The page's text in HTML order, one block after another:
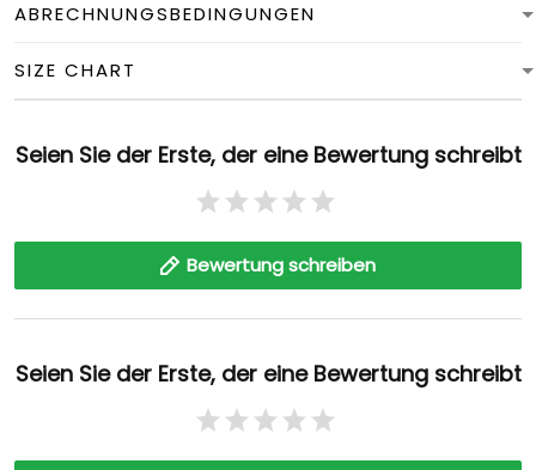
ABRECHNUNGSBEDINGUNGEN
SIZE CHART
Seien Sie der Erste, der eine Bewertung schreibt
Bewertung schreiben
Seien Sie der Erste, der eine Bewertung schreibt